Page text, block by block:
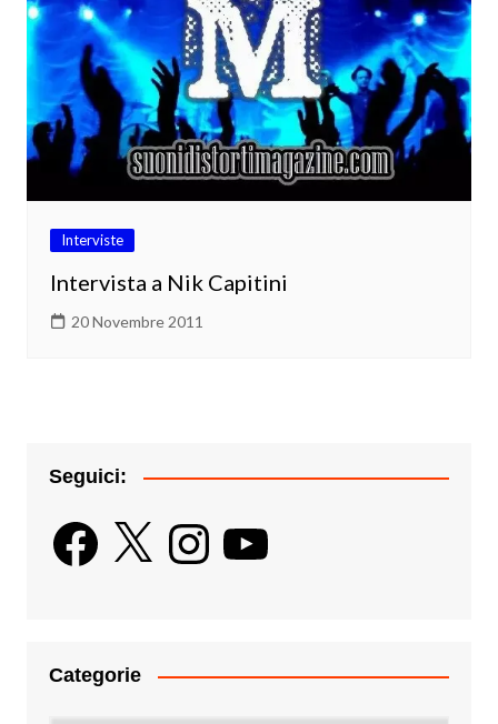
Interviste
Intervista a Nik Capitini
20 Novembre 2011
Seguici:
Facebook
X InstagramYouTube
Categorie